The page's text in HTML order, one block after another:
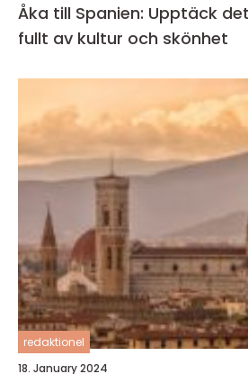
Åka till Spanien: Upptäck
fullt av kultur och skönhet
redaktionel
18. January 2024